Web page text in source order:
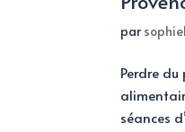
par
Perdre
séances